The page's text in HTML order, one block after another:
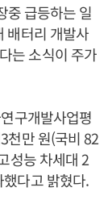
중 급등하는 일
배터리 개발사
는 소식이 주가
구개발사업평
천만 원(국비 82
성능 차세대 2
다고 밝혔다.